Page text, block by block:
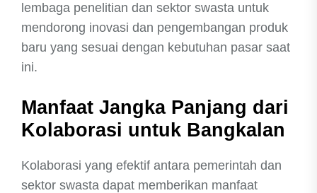
lembaga penelitian dan sektor swasta untuk
mendorong inovasi dan pengembangan produk
baru yang sesuai dengan kebutuhan pasar saat
ini.
Manfaat Jangka Panjang dari
Kolaborasi untuk Bangkalan
Kolaborasi yang efektif antara pemerintah dan
sektor swasta dapat memberikan manfaat